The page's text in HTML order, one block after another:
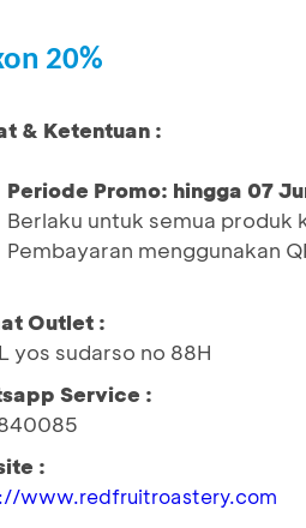
20%
& Ketentuan :
Periode Promo: hingga 07
Berlaku untuk semua produk
Pembayaran menggunakan
Outlet :
yos sudarso no 88H
Service :
:
www.redfruitroastery.com